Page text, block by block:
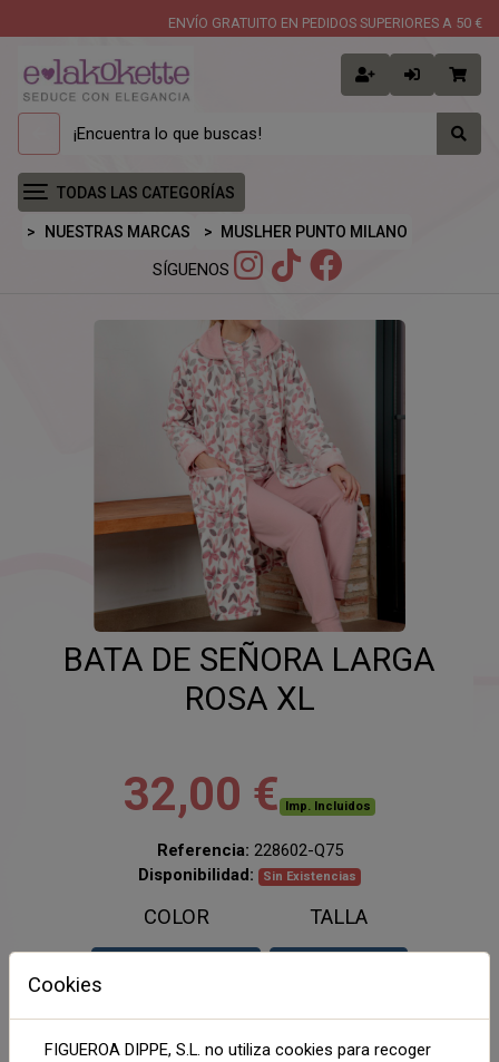
ENVÍO GRATUITO EN PEDIDOS SUPERIORES A 50 €
TODAS LAS CATEGORÍAS
NUESTRAS MARCAS MUSLHER PUNTO MILANO
SÍGUENOS
BATA DE SEÑORA LARGA
ROSA XL
32,00 € Imp. Incluidos
Referencia: 228602-Q75
Disponibilidad:
Sin Existencias
COLOR TALLA
Cookies
FIGUEROA DIPPE, S.L. no utiliza cookies para recoger